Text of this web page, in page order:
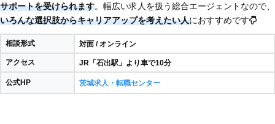
サポートを受けられます。幅広い求人を扱う総合エージェントなので、
いろんな選択肢からキャリアアップを考えたい人におすすめです
相談形式 対面 / オンライン
アクセス JR「石出駅」より車で10分
公式HP 茨城求人・転職センター